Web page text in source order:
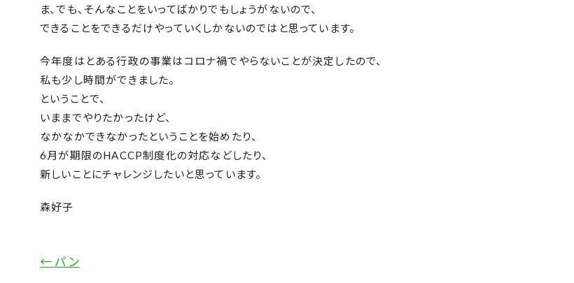
ま、でも、そんなことをいってばかりでもしょうがないので、
できることをできるだけやっていくしかないのではと思っています。
今年度はとある行政の事業はコロナ禍でやらないことが決定したので、
私も少し時間ができました。
ということで、
いままでやりたかったけど、
なかなかできなかったということを始めたり、
6月が期限のHACCP制度化の対応などしたり、
新しいことにチャレンジしたいと思っています。
森好子
← パン